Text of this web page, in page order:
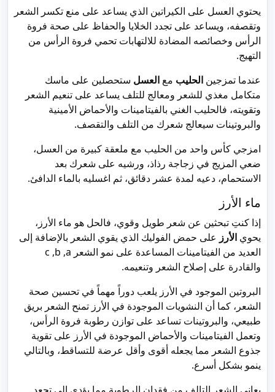
يحتوي العسل على الكيراتين الذي يساعد على منع تكسر الشعر
وتقصفه، ويساعد على تجدد الخلايا والحفاظ على صحة فروة
الرأس وخصائصه المضادة للالتهابات تحمي فروة الرأس من
التهيج.
عندما تمزجين الحليب مع العسل ستحصلين على ماسك
متكامل مغذي للشعر ومعالج للتلف يساعد على تنعيم الشعر
وتقويته، فالحليب الغني بالفيتامينات والأحماض الأمينية
والبروتينات سيعالج شعرك من التلف والتقصف.
امزجي كأس واحد من الحليب مع ملعقة كبيرة من العسل،
ضعي المزيج في زجاجة رذاذ، ورشيه على شعرك بعد
الاستحمام، دعيه لمدة عشر دقائق، ثم اغسليه بالماء الدافئ.
ماء الأرز
إذا كنتِ تبحثين عن شعر طويل وقوي، فالحل هو ماء الأرز،
يحوي الأرز على حمض الفوليك الذي يقوي الشعر بالإضافة إلى
العديد من الفيتامينات المساعدة على نمو الشعر c ,b ,a
والقادرة على إصلاح الشعر وتنعيمه.
البروتين الموجود في الأرز يلعب دوراً مهماً في تحسين صحة
الشعر، كما أن النشويات الموجودة في الأرز تمنح الشعر بريق
طبيعي، والبروتينات تساعد على توازن رطوبة فروة الرأس،
وتعمل الفيتامينات والأحماض الموجودة في الأرز على تقوية
جذوع الشعر مما يجعله أقوى وأقل عرضة للتساقط، وبالتالي
ينمو بشكل أسرع.